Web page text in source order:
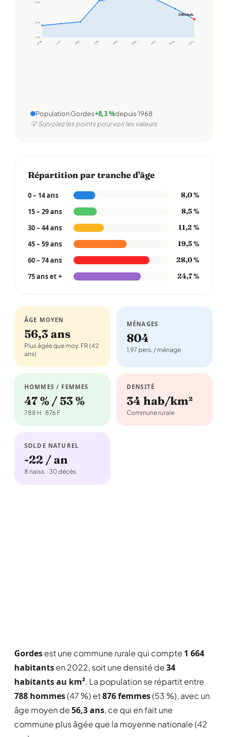
1,3 k
1,6 k
2,0 k
1968 1975 1982 1990 1999 2006 2011 2016 2022
1 664 hab.
Population Gordes+8,3 %depuis 1968
💡 Survolez les points pour voir les valeurs
Répartition par tranche d'âge
0 – 14 ans 8,0 %
15 – 29 ans 8,5 %
30 – 44 ans 11,2 %
45 – 59 ans 19,5 %
60 – 74 ans 28,0 %
75 ans et + 24,7 %
ÂGE MOYEN
56,3 ans
Plus âgée que moy. FR (42
ans)
MÉNAGES
804
1,97 pers. / ménage
HOMMES / FEMMES
47 % / 53 %
788 H · 876 F
DENSITÉ
34 hab/km²
Commune rurale
SOLDE NATUREL
-22 / an
8 naiss. · 30 décès
Gordesest une commune rurale qui compte 1 664
habitantsen 2022, soit une densité de34
habitants au km². La population se répartit entre
788 hommes(47 %) et876 femmes(53 %), avec un
âge moyen de56,3 ans, ce qui en fait une
commune plus âgée que la moyenne nationale (42